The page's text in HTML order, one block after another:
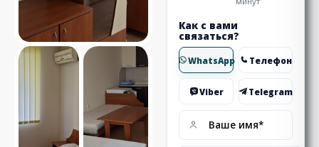
Как с вами
связаться?
WhatsApp Телефон
Viber Telegram